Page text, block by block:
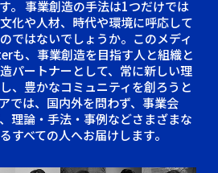
。 事業創造の手法は1つだけでは
化や人材、時代や環境に呼応して
ではないでしょうか。このメディ
も、事業創造を目指す人と組織と
パートナーとして、常に新しい理
、豊かなコミュニティを創ろうと
では、国内外を問わず、事業会
理論・手法・事例などさまざまな
すべての人へお届けします。